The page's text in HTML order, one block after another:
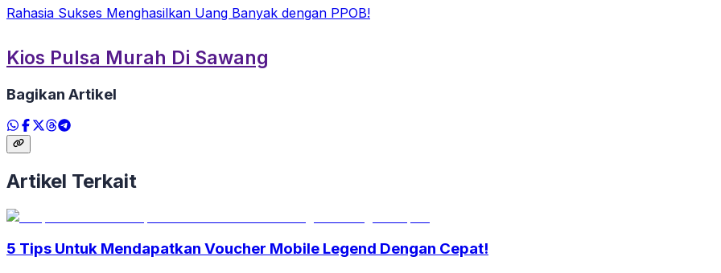
Rahasia Sukses Menghasilkan Uang Banyak dengan PPOB!
Kios Pulsa Murah Di Sawang
Bagikan Artikel
Artikel Terkait
5 Tips Untuk Mendapatkan Voucher Mobile Legend Dengan Cepat!